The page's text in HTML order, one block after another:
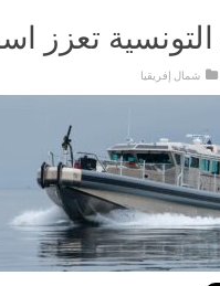
التونسية تعزز
شمال إفريقيا